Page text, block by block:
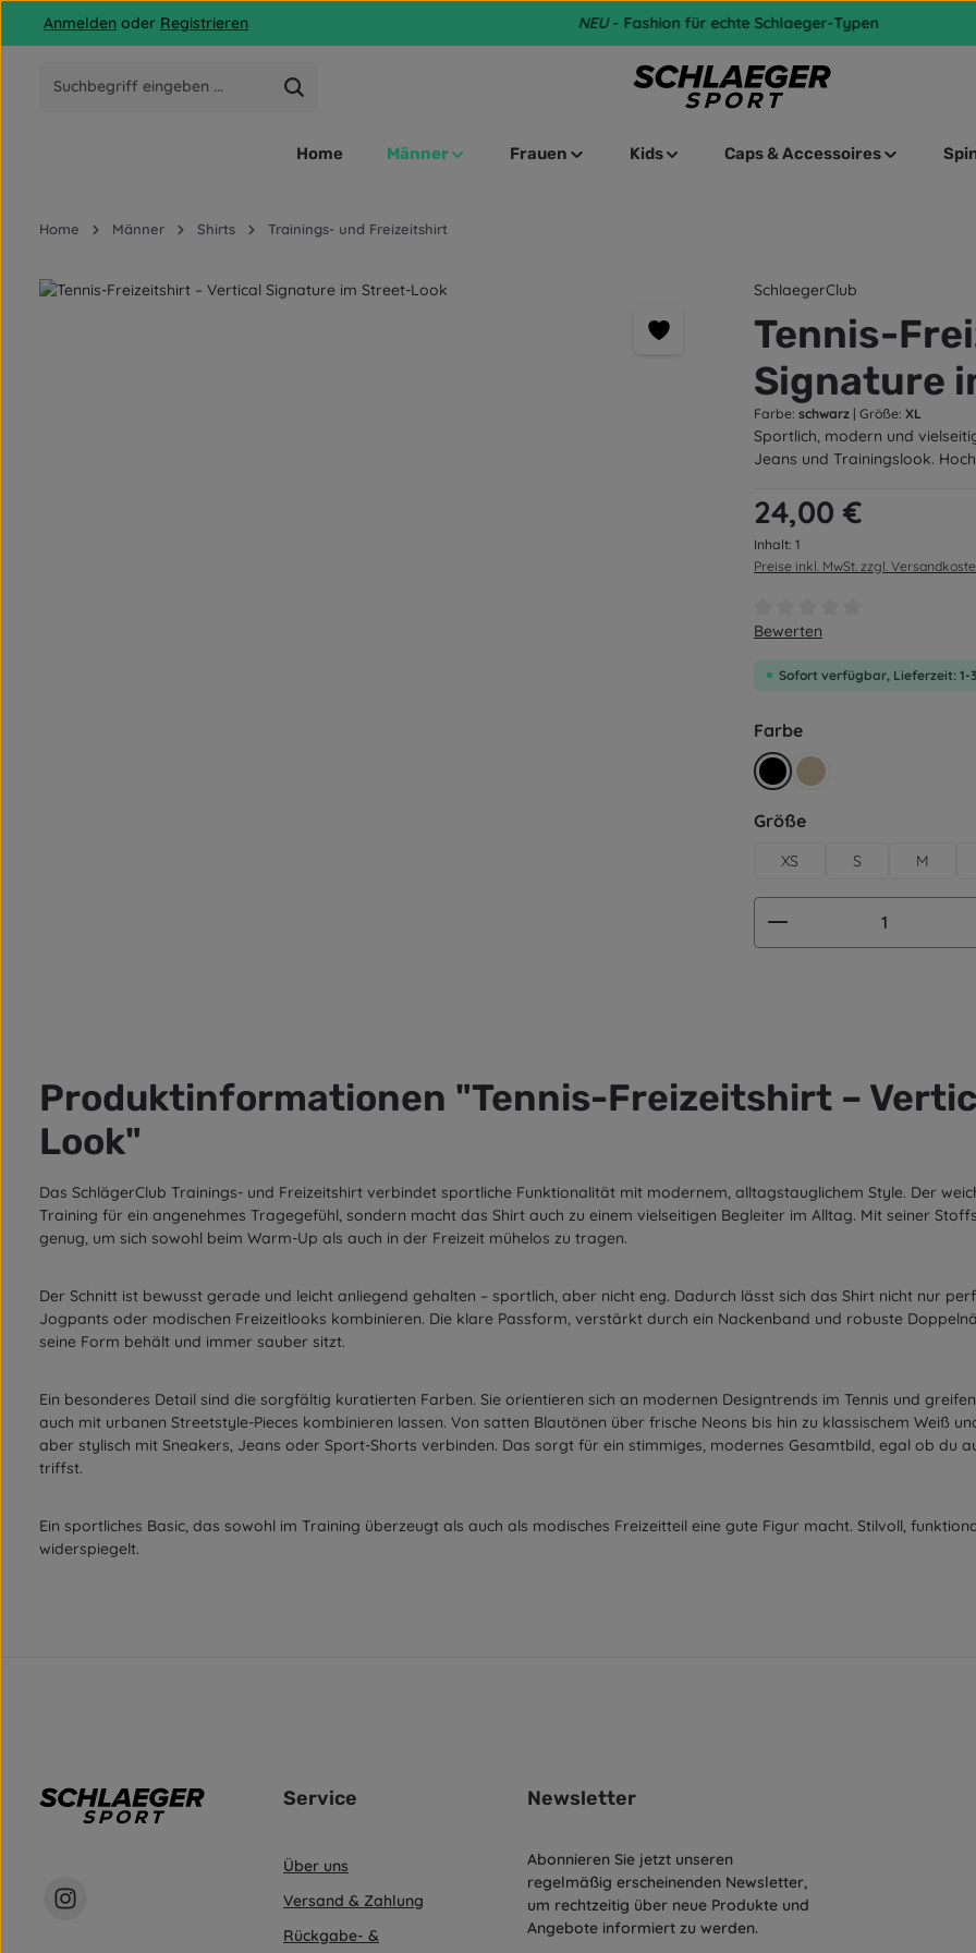
Hauptinhalt springen
Zur Suche springen
Zur Hauptnavigation springen
Anmelden oder Registrieren NEU- Fashion für echte Schlaeger-Typen
Home Männer Frauen Kids Caps & Accessoires
Home Männer Shirts Trainings- und Freizeitshirt
Bildergalerie überspringen SchlaegerClub
Tennis-
Signature
Farbe: schwarz | Größe: XL
Sportlich, modern und
Jeans und Trainingslook.
Regulärer Preis:
24,00 €
Inhalt: 1
Preise inkl. MwSt. zzgl.
Durchschnittliche Bewertung
Bewerten
Sofort verfügbar, Lieferzeit: 1-
Farbeauswählen
schwarzbeige
Größeauswählen
XS S M
Produkt Anzahl:
Produktinformationen "Tennis-Freizeitshirt –
Look"
Das SchlägerClub Trainings- und Freizeitshirt verbindet sportliche Funktionalität mit modernem, alltagstauglichem Style. Der
Training für ein angenehmes Tragegefühl, sondern macht das Shirt auch zu einem vielseitigen Begleiter im Alltag. Mit seiner
genug, um sich sowohl beim Warm-Up als auch in der Freizeit mühelos zu tragen.
Der Schnitt ist bewusst gerade und leicht anliegend gehalten – sportlich, aber nicht eng. Dadurch lässt sich das Shirt nicht nur
Jogpants oder modischen Freizeitlooks kombinieren. Die klare Passform, verstärkt durch ein Nackenband und robuste
seine Form behält und immer sauber sitzt.
Ein besonderes Detail sind die sorgfältig kuratierten Farben. Sie orientieren sich an modernen Designtrends im Tennis und
auch mit urbanen Streetstyle-Pieces kombinieren lassen. Von satten Blautönen über frische Neons bis hin zu klassischem Weiß
aber stylisch mit Sneakers, Jeans oder Sport-Shorts verbinden. Das sorgt für ein stimmiges, modernes Gesamtbild, egal ob du
triffst.
Ein sportliches Basic, das sowohl im Training überzeugt als auch als modisches Freizeitteil eine gute Figur macht. Stilvoll,
widerspiegelt.
Service
Über uns
Versand & Zahlung
Rückgabe- &
Newsletter
Abonnieren Sie jetzt unseren
regelmäßig erscheinenden Newsletter,
um rechtzeitig über neue Produkte und
Angebote informiert zu werden.